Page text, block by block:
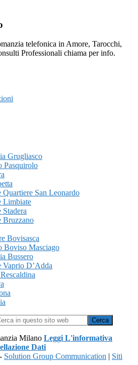
telefonica in Amore, Tarocchi,
Professionali chiama per info.
Grugliasco
Pasquirolo
Quartiere San Leonardo
Limbiate
Bruzzano
Bovisasca
Boviso Masciago
Bussero
Vaprio D’Adda
Milano Leggi L'informativa
Dati
- Solution Group Communication | Siti